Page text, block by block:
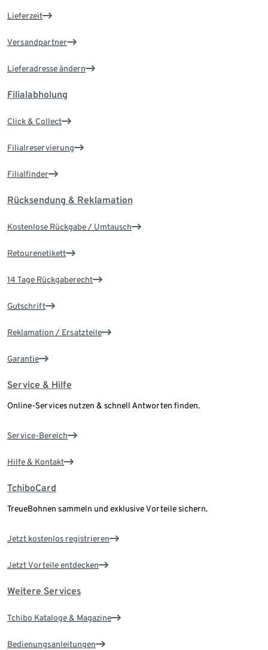
Lieferzeit
Versandpartner
Lieferadresse ändern
Filialabholung
Click & Collect
Filialreservierung
Filialfinder
Rücksendung & Reklamation
Kostenlose Rückgabe / Umtausch
Retourenetikett
14 Tage Rückgaberecht
Gutschrift
Reklamation / Ersatzteile
Garantie
Service & Hilfe
Online-Services nutzen & schnell Antworten finden.
Service-Bereich
Hilfe & Kontakt
TchiboCard
TreueBohnen sammeln und exklusive Vorteile sichern.
Jetzt kostenlos registrieren
Jetzt Vorteile entdecken
Weitere Services
Tchibo Kataloge & Magazine
Bedienungsanleitungen